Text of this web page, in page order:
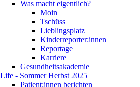
Was macht eigentlich?
Moin
Tschüss
Lieblingsplatz
Kinderreporter:innen
Reportage
Karriere
Gesundheitsakademie
Life - Sommer Herbst 2025
Patient:innen berichten